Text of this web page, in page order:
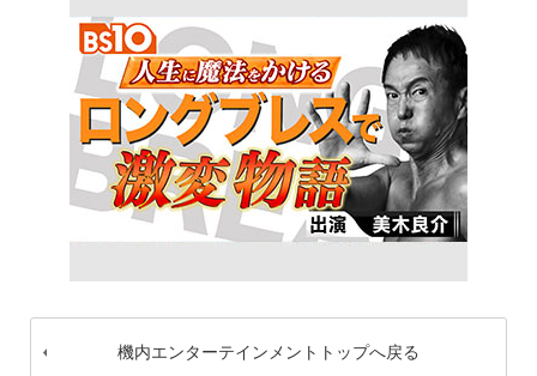
機内エンターテインメントトップへ戻る